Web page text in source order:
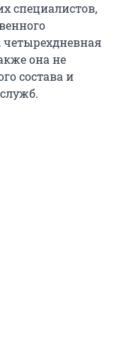
специалистов,
четырехдневная
она не
состава и